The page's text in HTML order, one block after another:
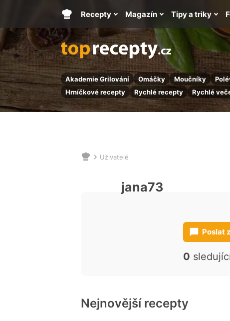
Akademie Grilování Omáčky Moučníky
Hrníčkové recepty
Rychlé recepty Rychlé
Hlavní
stránka
Recepty Magazín Tipy a triky
NacházíteUživatelé
jana73
Poslat
0
Nejnovější recepty